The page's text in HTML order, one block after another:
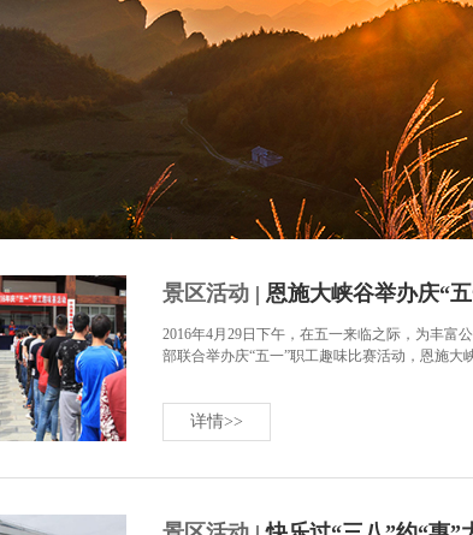
景区活动 | 恩施大峡谷举办庆“
2016年4月29日下午，在五一来临之际，为丰富
部联合举办庆“五一”职工趣味比赛活动，恩施大
详情>>